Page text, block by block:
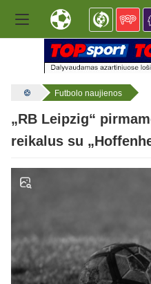
Futbolo naujienos
„RB Leipzig“
reikalus su